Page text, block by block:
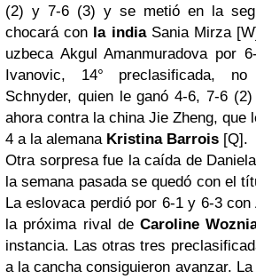
(2) y 7-6 (3) y se metió en la
chocará con la indiaSania Mirza
uzbeca Akgul Amanmuradova por
Ivanovic, 14° preclasificada,
Schnyder, quien le ganó 4-6, 7-6
ahora contra la china Jie Zheng, que
4 a la alemana Kristina Barrois [Q].
Otra sorpresa fue la caída de
la semana pasada se quedó con el
La eslovaca perdió por 6-1 y 6-3 con
la próxima rival de Caroline
instancia. Las otras tres
a la cancha consiguieron avanzar.